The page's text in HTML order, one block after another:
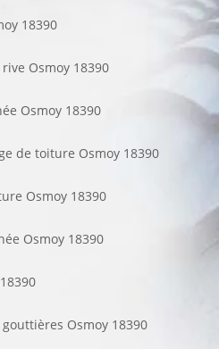
18390
Osmoy 18390
Osmoy 18390
de toiture Osmoy 18390
Osmoy 18390
Osmoy 18390
Osmoy 18390